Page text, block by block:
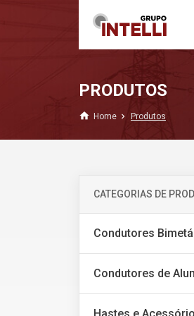
PRODUTOS
home Home Produtos
CATEGORIAS DE
Condutores
Condutores de